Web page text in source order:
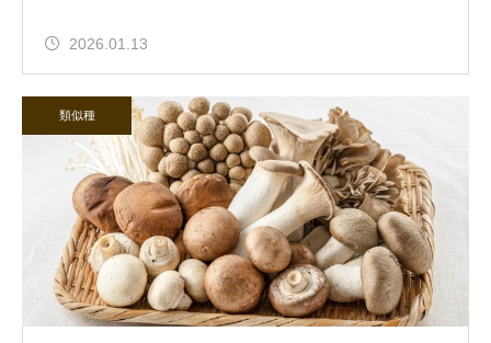
2026.01.13
類似種